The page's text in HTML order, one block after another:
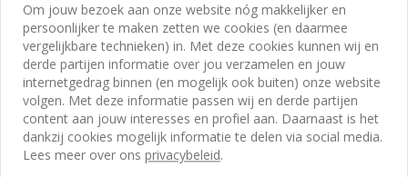
hebben tijdens de productie? Het Kanban systeem
zorgt voor productie op basis van verbruik. Een proces
moet een aantal producten produceren op basis van
klantvraag en hiervoor zijn onderdelen benodigd. Deze
worden uit de voorraad onttrokken. Wanneer de
voorraad tot een bepaald punt is gedaald, wordt er een
signaal gegeven aan het proces stroomopwaarts om
Om jouw bezoek aan onze website nóg makkelijker en
persoonlijker te maken zetten we cookies (en daarmee
vergelijkbare technieken) in. Met deze cookies kunnen wij en
derde partijen informatie over jou verzamelen en jouw
internetgedrag binnen (en mogelijk ook buiten) onze website
volgen. Met deze informatie passen wij en derde partijen
content aan jouw interesses en profiel aan. Daarnaast is het
dankzij cookies mogelijk informatie te delen via social media.
Lees meer over ons privacybeleid.